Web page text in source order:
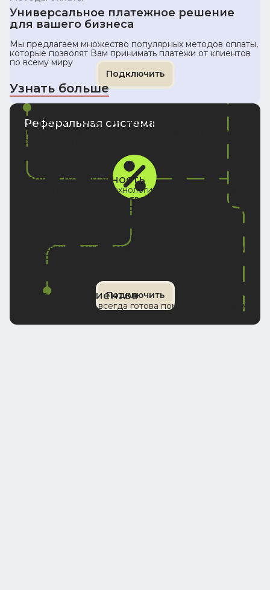
Подключить
Реферальная система
Подключить
Универсальное платежное решение
для вашего бизнеса
Мы предлагаем множество популярных методов оплаты,
которые позволят Вам принимать платежи от клиентов
по всему миру
Узнать больше
Быстрая и простая настройка
Начните принимать платежи на нашей платформе уже
сегодня, ведь процесс подключения займет всего пару
минут
Популярные способы оплаты
Мы поддерживаем все самые востребованные способы
оплаты: от карт и электронных кошельков до
криптовалютных переводов
Высокая безопасность
Применяя передовые технологии защиты данных, мы
гарантируем безопасность транзакций и
конфиденциальность информации
Поддержка клиентов
Команда экспертов всегда готова помочь с решением